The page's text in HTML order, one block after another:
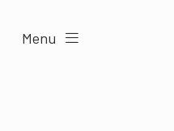
Menu